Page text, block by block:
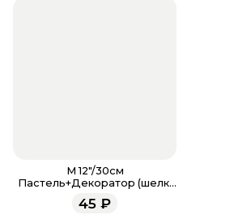
M 12"/30см
Пастель+Декоратор (шелк)
ассорти рис К рождению
девочки
45 ₽